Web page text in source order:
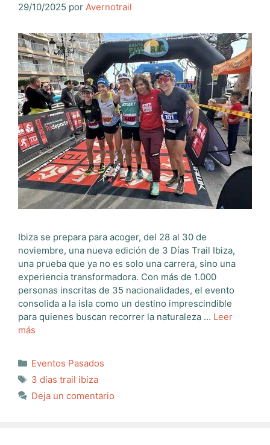
29/10/2025 por Avernotrail
Ibiza se prepara para acoger, del 28 al 30 de
noviembre, una nueva edición de 3 Días Trail Ibiza,
una prueba que ya no es solo una carrera, sino una
experiencia transformadora. Con más de 1.000
personas inscritas de 35 nacionalidades, el evento
consolida a la isla como un destino imprescindible
para quienes buscan recorrer la naturaleza … Leer
más
Categorías
Eventos Pasados
Etiquetas
3 dias trail ibiza
Deja un comentario